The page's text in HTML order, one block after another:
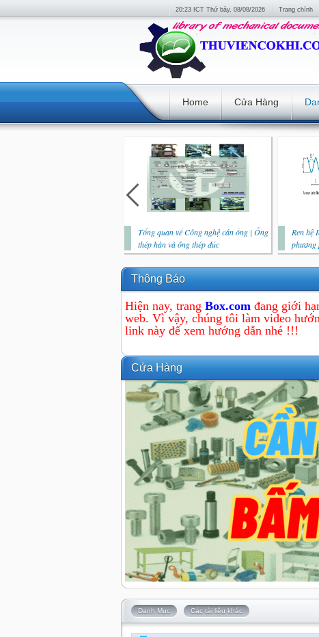
20:23 ICT Thứ bảy, 08/08/2026 Trang chính
Home Cửa Hàng
Tổng quan về Công nghệ cán ống | Ống
thép hàn và ống thép đúc
Ren hệ
phương
Thông Báo
Hiện nay, trang Box.com đang giới
web. Vì vậy, chúng tôi làm video
link này để xem hướng dẫn nhé !!!
Cửa Hàng
Danh Mục Các tài liệu khác